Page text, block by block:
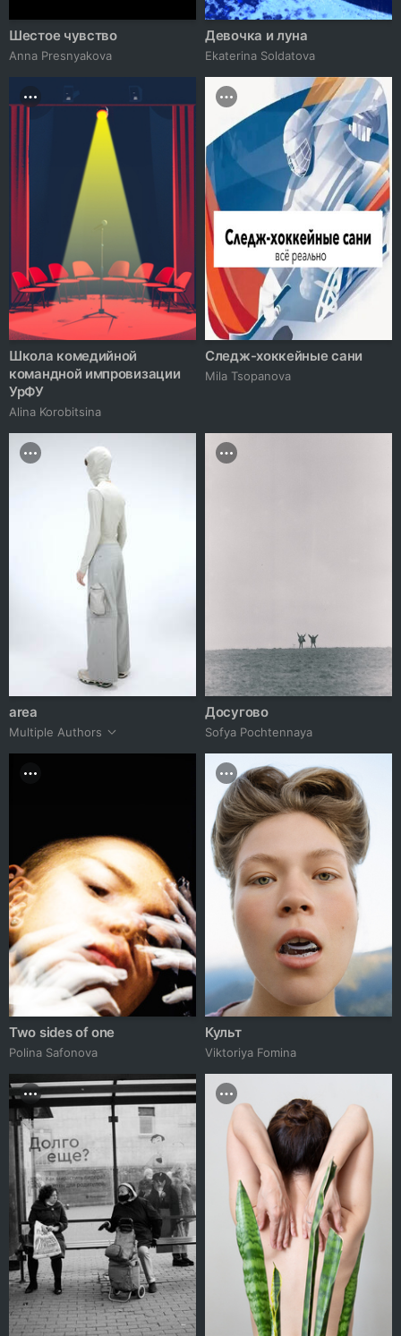
Шестое чувство
Anna Presnyakova
Девочка и луна
Ekaterina Soldatova
Школа комедийной
командной импровизации
УрФУ
Alina Korobitsina
Следж-хоккейные сани
Mila Tsopanova
area
Multiple Authors
Досугово
Sofya Pochtennaya
Two sides of one
Polina Safonova
Культ
Viktoriya Fomina